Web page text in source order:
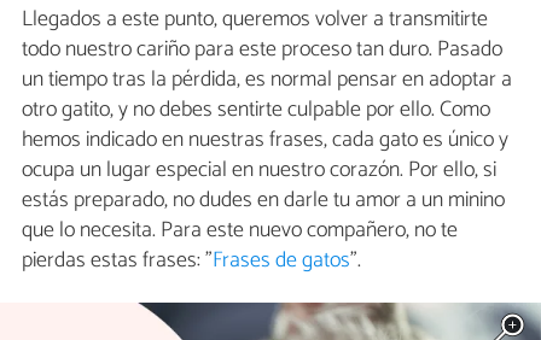
Llegados a este punto, queremos volver a transmitirte
todo nuestro cariño para este proceso tan duro. Pasado
un tiempo tras la pérdida, es normal pensar en adoptar a
otro gatito, y no debes sentirte culpable por ello. Como
hemos indicado en nuestras frases, cada gato es único y
ocupa un lugar especial en nuestro corazón. Por ello, si
estás preparado, no dudes en darle tu amor a un minino
que lo necesita. Para este nuevo compañero, no te
pierdas estas frases: "Frases de gatos".